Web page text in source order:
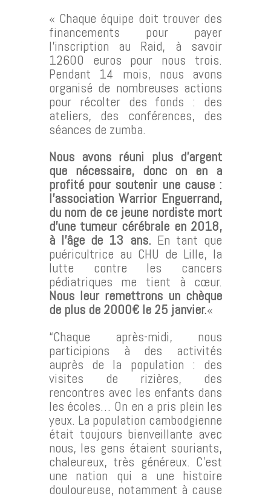
« Chaque équipe doit trouver des
financements pour payer
l’inscription au Raid, à savoir
12600 euros pour nous trois.
Pendant 14 mois, nous avons
organisé de nombreuses actions
pour récolter des fonds : des
ateliers, des conférences, des
séances de zumba.
Nous avons réuni plus d’argent
que nécessaire, donc on en a
profité pour soutenir une cause :
l’association Warrior Enguerrand,
du nom de ce jeune nordiste mort
d’une tumeur cérébrale en 2018,
à l’âge de 13 ans. En tant que
puéricultrice au CHU de Lille, la
lutte contre les cancers
pédiatriques me tient à cœur.
Nous leur remettrons un chèque
de plus de 2000€ le 25 janvier.«
“Chaque après-midi, nous
participions à des activités
auprès de la population : des
visites de rizières, des
rencontres avec les enfants dans
les écoles… On en a pris plein les
yeux. La population cambodgienne
était toujours bienveillante avec
nous, les gens étaient souriants,
chaleureux, très généreux. C’est
une nation qui a une histoire
douloureuse, notamment à cause